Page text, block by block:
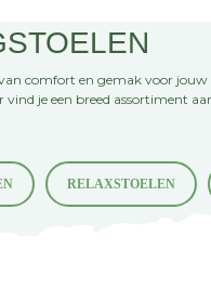
comfort en gemak voor jouw
je een breed assortiment
zijn voor elke uitstap. Van
Kies jouw favoriete
RELAXSTOELEN